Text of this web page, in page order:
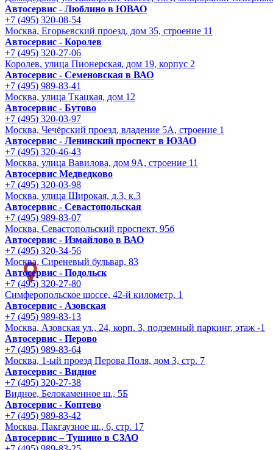
Автосервис - Люблино в ЮВАО
+7 (495) 320-08-54
Москва, Егорьевский проезд, дом 35, строение 11
Автосервис - Королев
+7 (495) 320-27-06
Королев, улица Пионерская, дом 19, корпус 2
Автосервис - Семеновская в ВАО
+7 (495) 989-83-41
Москва, улица Ткацкая, дом 12
Автосервис - Бутово
+7 (495) 320-03-97
Москва, Чечёрский проезд, владение 5А, строение 1
Автосервис - Ленинский проспект в ЮЗАО
+7 (495) 320-46-43
Москва, улица Вавилова, дом 9A, строение 11
Автосервис Медведково
+7 (495) 320-03-98
Москва, улица Широкая, д.3, к.3
Автосервис - Cевастопольская
+7 (495) 989-83-07
Москва, Севастопольский проспект, 95б
Автосервис - Измайлово в ВАО
+7 (495) 320-34-56
Москва, Сиреневый бульвар, 83
Автосервис - Подольск
+7 (495) 320-27-80
Симферопольское шоссе, 42-й километр, 1
Автосервис - Азовская
+7 (495) 989-83-13
Москва, Азовская ул., 24, корп. 3, подземный паркинг, этаж -1
Автосервис - Перово
+7 (495) 989-83-64
Москва, 1-ый проезд Перова Поля, дом 3, стр. 7
Автосервис - Видное
+7 (495) 320-27-38
Видное, Белокаменное ш., 5Б
Автосервис - Коптево
+7 (495) 989-83-42
Москва, Пакгаузное ш., 6, стр. 17
Автосервис – Тушино в СЗАО